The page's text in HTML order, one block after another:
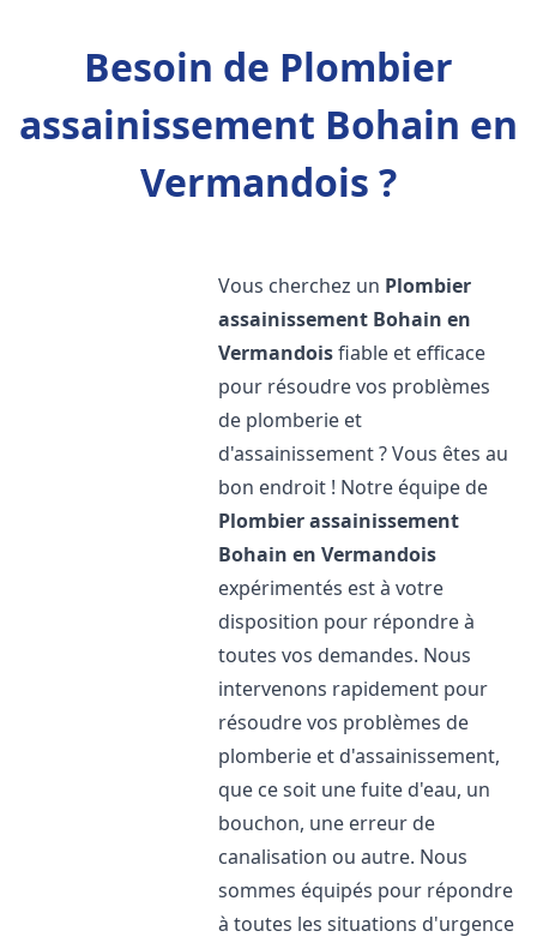
Besoin de Plombier
assainissement Bohain en
Vermandois ?
Vous cherchez un Plombier
assainissement Bohain en
Vermandoisfiable et efficace
pour résoudre vos problèmes
de plomberie et
d'assainissement ? Vous êtes au
bon endroit ! Notre équipe de
Plombier assainissement
Bohain en Vermandois
expérimentés est à votre
disposition pour répondre à
toutes vos demandes. Nous
intervenons rapidement pour
résoudre vos problèmes de
plomberie et d'assainissement,
que ce soit une fuite d'eau, un
bouchon, une erreur de
canalisation ou autre. Nous
sommes équipés pour répondre
à toutes les situations d'urgence